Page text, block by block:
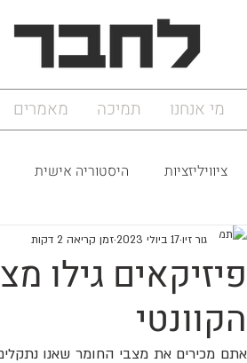
מי אנחנו תמיכה מאמרים
ציוויליזציות היסטוריה אישית
פיזיקאים גילו
הקוונטי
גור זיו17 ביולי 2023 זמן קריאה 2 דקות